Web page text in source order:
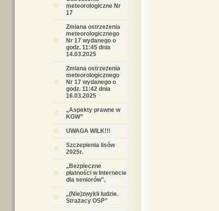
meteorologiczne Nr
17
Zmiana ostrzeżenia
meteorologicznego
Nr 17 wydanego o
godz. 11:45 dnia
14.03.2025
Zmiana ostrzeżenia
meteorologicznego
Nr 17 wydanego o
godz. 11:42 dnia
16.03.2025
„Aspekty prawne w
KGW”
UWAGA WILK!!!
Szczepienia lisów
2025r.
„Bezpieczne
płatności w Internecie
dla seniorów",
„(Nie)zwykli ludzie.
Strażacy OSP”